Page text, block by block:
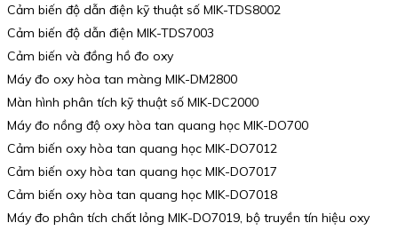
Cảm biến độ dẫn điện kỹ thuật số MIK-TDS8002
Cảm biến độ dẫn điện MIK-TDS7003
Cảm biến và đồng hồ đo oxy
Máy đo oxy hòa tan màng MIK-DM2800
Màn hình phân tích kỹ thuật số MIK-DC2000
Máy đo nồng độ oxy hòa tan quang học MIK-DO700
Cảm biến oxy hòa tan quang học MIK-DO7012
Cảm biến oxy hòa tan quang học MIK-DO7017
Cảm biến oxy hòa tan quang học MIK-DO7018
Máy đo phân tích chất lỏng MIK-DO7019, bộ truyền tín hiệu oxy